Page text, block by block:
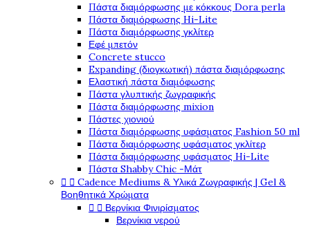
Πάστα διαμόρφωσης με κόκκους Dora perla
Πάστα διαμόρφωσης Hi-Lite
Πάστα διαμόρφωσης γκλίτερ
Εφέ μπετόν
Concrete stucco
Expanding (διογκωτική) πάστα διαμόρφωσης
Ελαστική πάστα διαμόφωσης
Πάστα γλυπτικής ζωγραφικής
Πάστα διαμόρφωσης mixion
Πάστες χιονιού
Πάστα διαμόρφωσης υφάσματος Fashion 50 ml
Πάστα διαμόρφωσης υφάσματος γκλίτερ
Πάστα διαμόρφωσης υφάσματος Hi-Lite
Πάστα Shabby Chic -Μάτ
  Cadence Mediums & Υλικά Ζωγραφικής | Gel &
Βοηθητικά Χρώματα
  Βερνίκια Φινιρίσματος
Βερνίκια νερού